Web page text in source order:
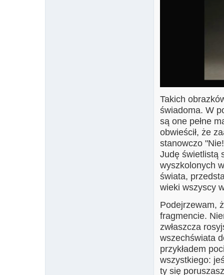
Takich
świadoma. W
są one pełne
obwieścił, że
stanowczo
Judę świetlistą
wyszkolonych
świata,
wieki wszyscy
Podejrzewam,
fragmencie.
zwłaszcza
wszechświata
przykładem
wszystkiego:
ty się